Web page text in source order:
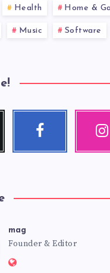
Health Home &
Music Software
Facebook
mag
Founder & Editor
Website: